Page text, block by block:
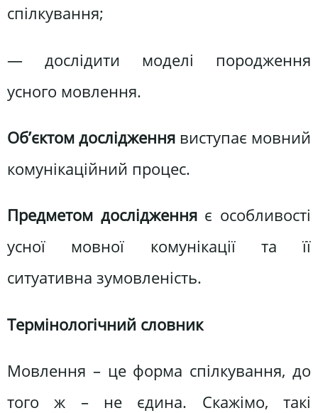
спілкування;
— дослідити моделі породження
усного мовлення.
Об’єктом дослідження виступає мовний
комунікаційний процес.
Предметом дослідженняє особливості
усної мовної комунікації та її
ситуативна зумовленість.
Термінологічний словник
Мовлення – це форма спілкування, до
того ж – не єдина. Скажімо, такі